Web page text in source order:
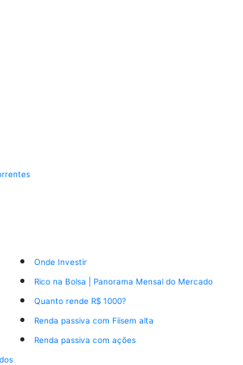
Onde Investir
Rico na Bolsa | Panorama Mensal do Mercado
Quanto rende R$ 1000?
Renda passiva com Fiisem alta
Renda passiva com ações